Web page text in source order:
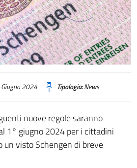
2024 Tipologia:News
nuove regole saranno
1° giugno 2024 per i cittadini
un visto Schengen di breve